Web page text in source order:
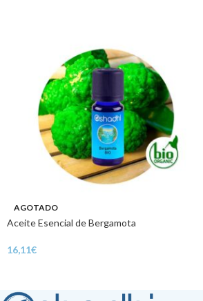
AGOTADO
Aceite Esencial de Bergamota
16,11€